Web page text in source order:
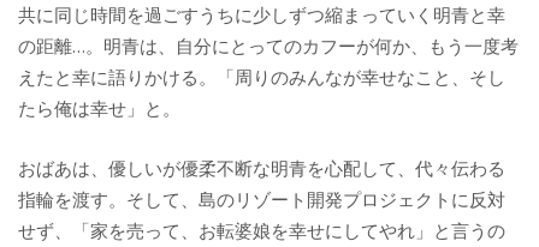
共に同じ時間を過ごすうちに少しずつ縮まっていく明青と幸
の距離…。明青は、自分にとってのカフーが何か、もう一度考
えたと幸に語りかける。「周りのみんなが幸せなこと、そし
たら俺は幸せ」と。
おばあは、優しいが優柔不断な明青を心配して、代々伝わる
指輪を渡す。そして、島のリゾート開発プロジェクトに反対
せず、「家を売って、お転婆娘を幸せにしてやれ」と言うの